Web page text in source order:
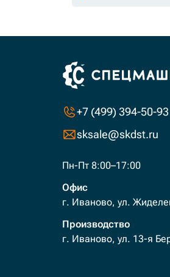
+7 (499) 394-50-93
sksale@skdst.ru
Пн-Пт 8:00–17:00
Офис
г. Иваново, ул.
Производство
г. Иваново, ул. 13-я